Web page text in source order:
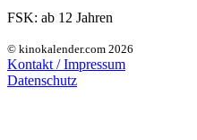
FSK: ab 12 Jahren
© kinokalender.com 2026
Kontakt / Impressum
Datenschutz